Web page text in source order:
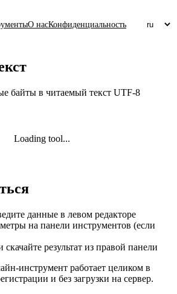
О насКонфиденциальность
байты в читаемый текст UTF‑8
Loading tool...
данные в левом редакторе
на панели инструментов (если
результат из правой панели
работает целиком в
и без загрузки на сервер.